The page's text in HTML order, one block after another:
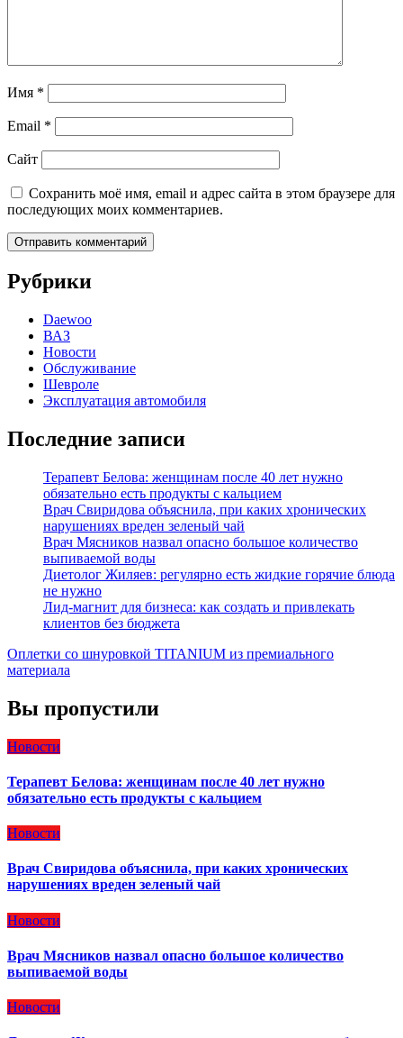
Имя *
Email *
Сайт
Сохранить моё имя, email и адрес сайта в этом браузере для
последующих моих комментариев.
Рубрики
Daewoo
ВАЗ
Новости
Обслуживание
Шевроле
Эксплуатация автомобиля
Последние записи
Терапевт Белова: женщинам после 40 лет нужно
обязательно есть продукты с кальцием
Врач Свиридова объяснила, при каких хронических
нарушениях вреден зеленый чай
Врач Мясников назвал опасно большое количество
выпиваемой воды
Диетолог Жиляев: регулярно есть жидкие горячие блюда
не нужно
Лид-магнит для бизнеса: как создать и привлекать
клиентов без бюджета
Оплетки со шнуровкой TITANIUM из премиального
материала
Вы пропустили
Новости
Терапевт Белова: женщинам после 40 лет нужно
обязательно есть продукты с кальцием
Новости
Врач Свиридова объяснила, при каких хронических
нарушениях вреден зеленый чай
Новости
Врач Мясников назвал опасно большое количество
выпиваемой воды
Новости